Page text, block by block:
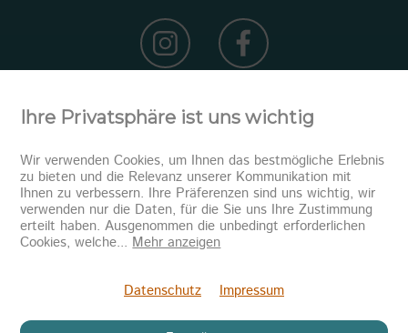
Newsletter abonnieren
Ihre Privatsphäre ist uns wichtig
Wir verwenden Cookies, um Ihnen das bestmögliche Erlebnis
zu bieten und die Relevanz unserer Kommunikation mit
Ihnen zu verbessern. Ihre Präferenzen sind uns wichtig, wir
verwenden nur die Daten, für die Sie uns Ihre Zustimmung
erteilt haben. Ausgenommen die unbedingt erforderlichen
Cookies, welche... Mehr anzeigen
Datenschutz Impressum